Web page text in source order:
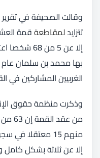
وقالت الصحيفة في تقرير
تتزايدلمقاطعةقمة
إلا عن 5
الغربيين المشاركين في
وذكرت منظمة حقوق
من
منهم 15 معتقلا
إلا عن ثلاثة بشكل